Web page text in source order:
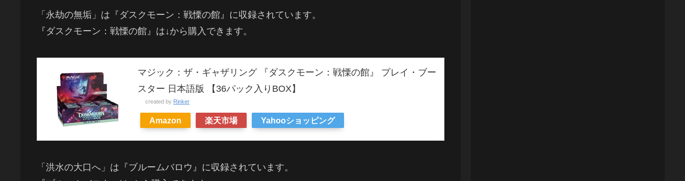
「永劫の無垢」は『ダスクモーン：戦慄の館』に収録されています。
『ダスクモーン：戦慄の館』は↓から購入できます。
マジック：ザ・ギャザリング 『ダスクモーン：戦慄の館』 プレイ・ブー
スター 日本語版 【36パック入りBOX】
created by Rinker
Amazon 楽天市場 Yahooショッピング
「洪水の大口へ」は『ブルームバロウ』に収録されています。